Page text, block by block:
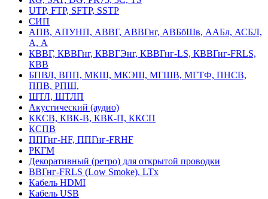
UTP, FTP, SFTP, SSTP
СИП
АПВ, АПУНП, АВВГ, АВВГнг, АВБбШв, ААБл, АСБЛ,
А, А
КВВГ, КВВГнг, КВВГЭнг, КВВГнг-LS, КВВГнг-FRLS,
КВВ
БПВЛ, ВПП, МКШ, МКЭШ, МГШВ, МГТФ, ПНСВ,
ППВ, РПШ,
ШТЛ, ШТЛП
Акустический (аудио)
ККСВ, КВК-В, КВК-П, ККСП
КСПВ
ППГнг-HF, ППГнг-FRHF
РКГМ
Декоративный (ретро) для открытой проводки
ВВГнг-FRLS (Low Smoke), LTx
Кабель HDMI
Кабель USB